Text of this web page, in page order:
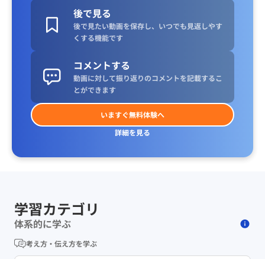
後で見る
後で見たい動画を保存し、いつでも見返しやす
くする機能です
コメントする
動画に対して振り返りのコメントを記載するこ
とができます
いますぐ無料体験へ
詳細を見る
学習カテゴリ
体系的に学ぶ
考え方・伝え方を学ぶ